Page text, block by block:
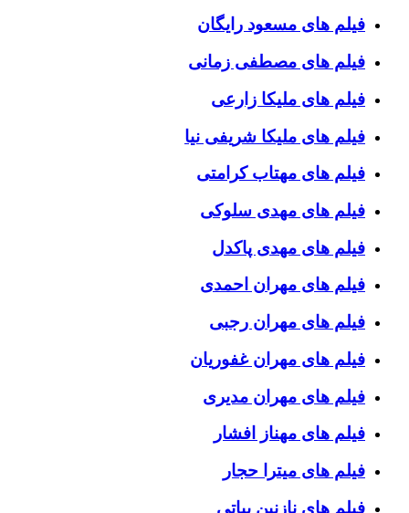
فیلم های مسعود رایگان
فیلم های مصطفی زمانی
فیلم های ملیکا زارعی
فیلم های ملیکا شریفی نیا
فیلم های مهتاب کرامتی
فیلم های مهدی سلوکی
فیلم های مهدی پاکدل
فیلم های مهران احمدی
فیلم های مهران رجبی
فیلم های مهران غفوریان
فیلم های مهران مدیری
فیلم های مهناز افشار
فیلم های میترا حجار
فیلم های نازنین بیاتی